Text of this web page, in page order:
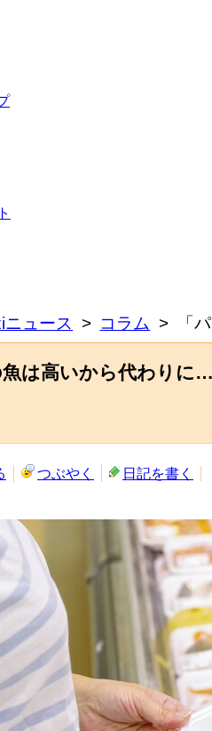
ニュース コラム 「
魚は高いから代わり
つぶやく 日記を書く